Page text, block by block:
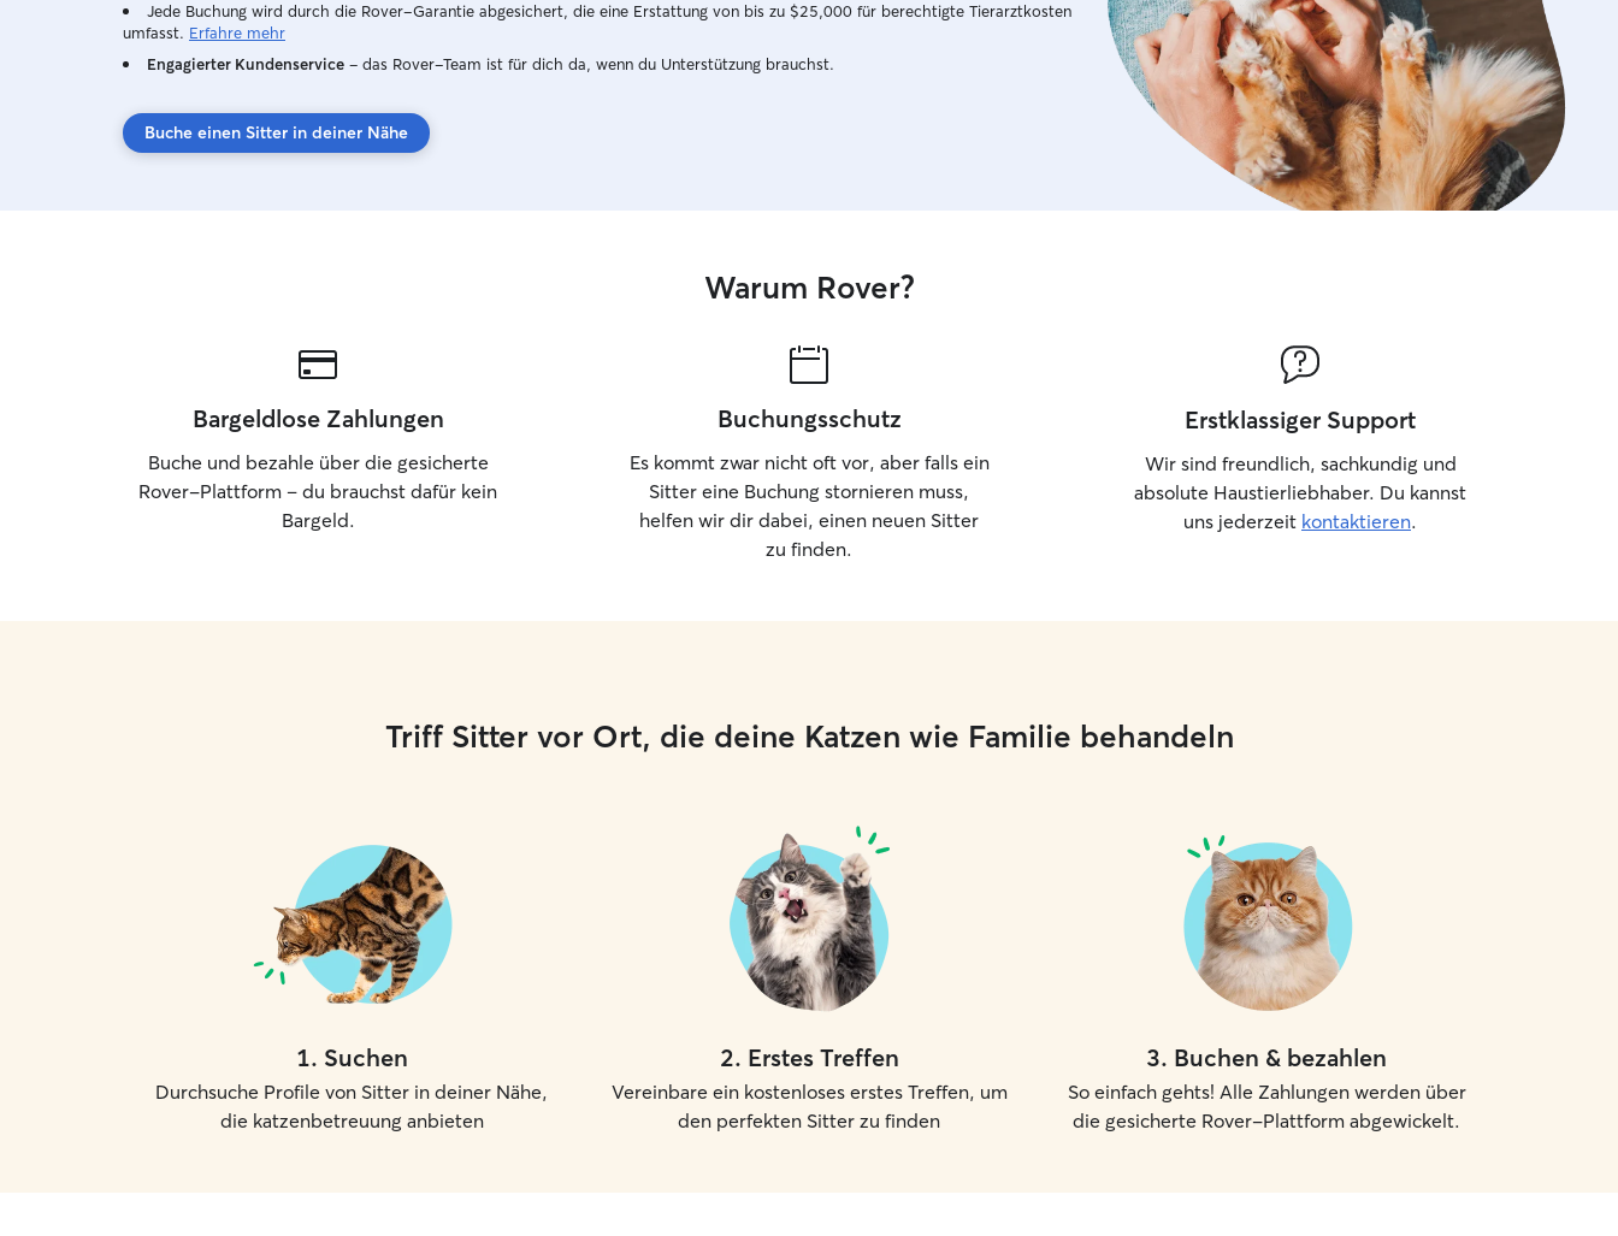
Jede Buchung wird durch die Rover-Garantie abgesichert, die eine Erstattung von bis zu $25,000 für berechtigte Tierarztkosten
umfasst. Erfahre mehr
Engagierter Kundenservice – das Rover-Team ist für dich da, wenn du Unterstützung brauchst.
Buche einen Sitter in deiner Nähe
Warum Rover?
Bargeldlose Zahlungen
Buche und bezahle über die gesicherte
Rover-Plattform – du brauchst dafür kein
Bargeld.
Buchungsschutz
Es kommt zwar nicht oft vor, aber falls ein
Sitter eine Buchung stornieren muss,
helfen wir dir dabei, einen neuen Sitter
zu finden.
Erstklassiger Support
Wir sind freundlich, sachkundig und
absolute Haustierliebhaber. Du kannst
uns jederzeit kontaktieren.
Triff Sitter vor Ort, die deine Katzen wie Familie behandeln
1. Suchen
Durchsuche Profile von Sitter in deiner Nähe,
die katzenbetreuung anbieten
2. Erstes Treffen
Vereinbare ein kostenloses erstes Treffen, um
den perfekten Sitter zu finden
3. Buchen & bezahlen
So einfach gehts! Alle Zahlungen werden über
die gesicherte Rover-Plattform abgewickelt.